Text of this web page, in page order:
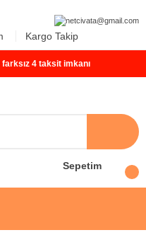
Kargo Takip
4 taksit imkanı
Sepetim